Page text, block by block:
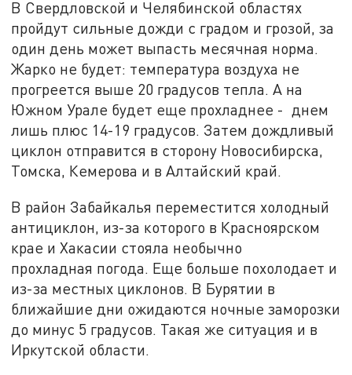
В Свердловской и Челябинской областях
пройдут сильные дожди с градом и грозой, за
один день может выпасть месячная норма.
Жарко не будет: температура воздуха не
прогреется выше 20 градусов тепла. А на
Южном Урале будет еще прохладнее - днем
лишь плюс 14-19 градусов. Затем дождливый
циклон отправится в сторону Новосибирска,
Томска, Кемерова и в Алтайский край.
В район Забайкалья переместится холодный
антициклон, из-за которого в Красноярском
крае и Хакасии стояла необычно
прохладная погода. Еще больше похолодает и
из-за местных циклонов. В Бурятии в
ближайшие дни ожидаются ночные заморозки
до минус 5 градусов. Такая же ситуация и в
Иркутской области.